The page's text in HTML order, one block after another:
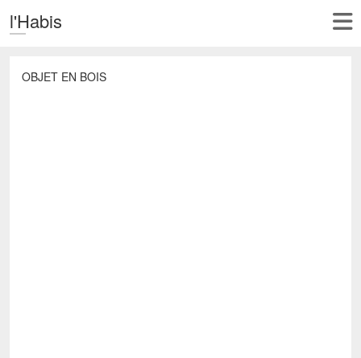
l'Habis
OBJET EN BOIS